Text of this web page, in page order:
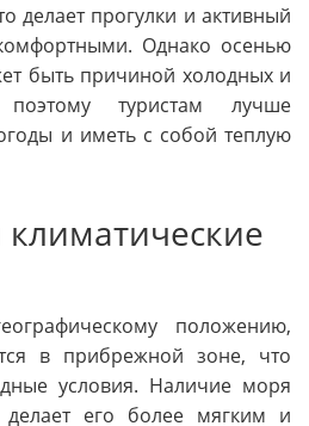
делает прогулки и активный
Однако осенью
быть причиной холодных и
туристам лучше
и иметь с собой теплую
положению,
в прибрежной зоне, что
условия. Наличие моря
его более мягким и